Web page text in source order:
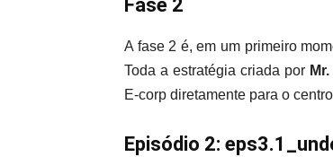
Fase 2
A fase 2 é, em um primeiro
Toda a estratégia criada por
E-corp diretamente para o
Episódio 2: